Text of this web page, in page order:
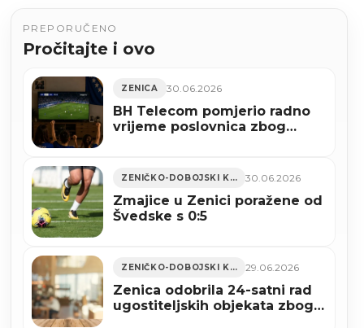
PREPORUČENO
Pročitajte i ovo
ZENICA 30.06.2026
BH Telecom pomjerio radno
vrijeme poslovnica zbog
ZENIČKO-DOBOJSKI KANTON 30.06.2026
Zmajice u Zenici poražene od
Švedske s 0:5
ZENIČKO-DOBOJSKI KANTON 29.06.2026
Zenica odobrila 24-satni rad
ugostiteljskih objekata zbog